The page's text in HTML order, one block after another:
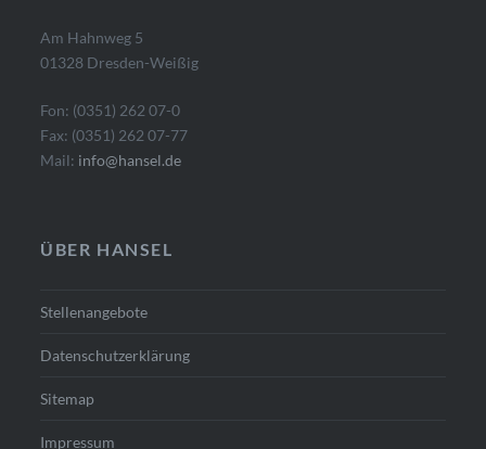
Am Hahnweg 5
01328 Dresden-Weißig
Fon: (0351) 262 07-0
Fax: (0351) 262 07-77
Mail: info@hansel.de
ÜBER HANSEL
Stellenangebote
Datenschutzerklärung
Sitemap
Impressum